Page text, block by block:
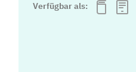
Verfügbar als: